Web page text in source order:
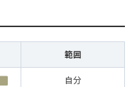
範囲
自分